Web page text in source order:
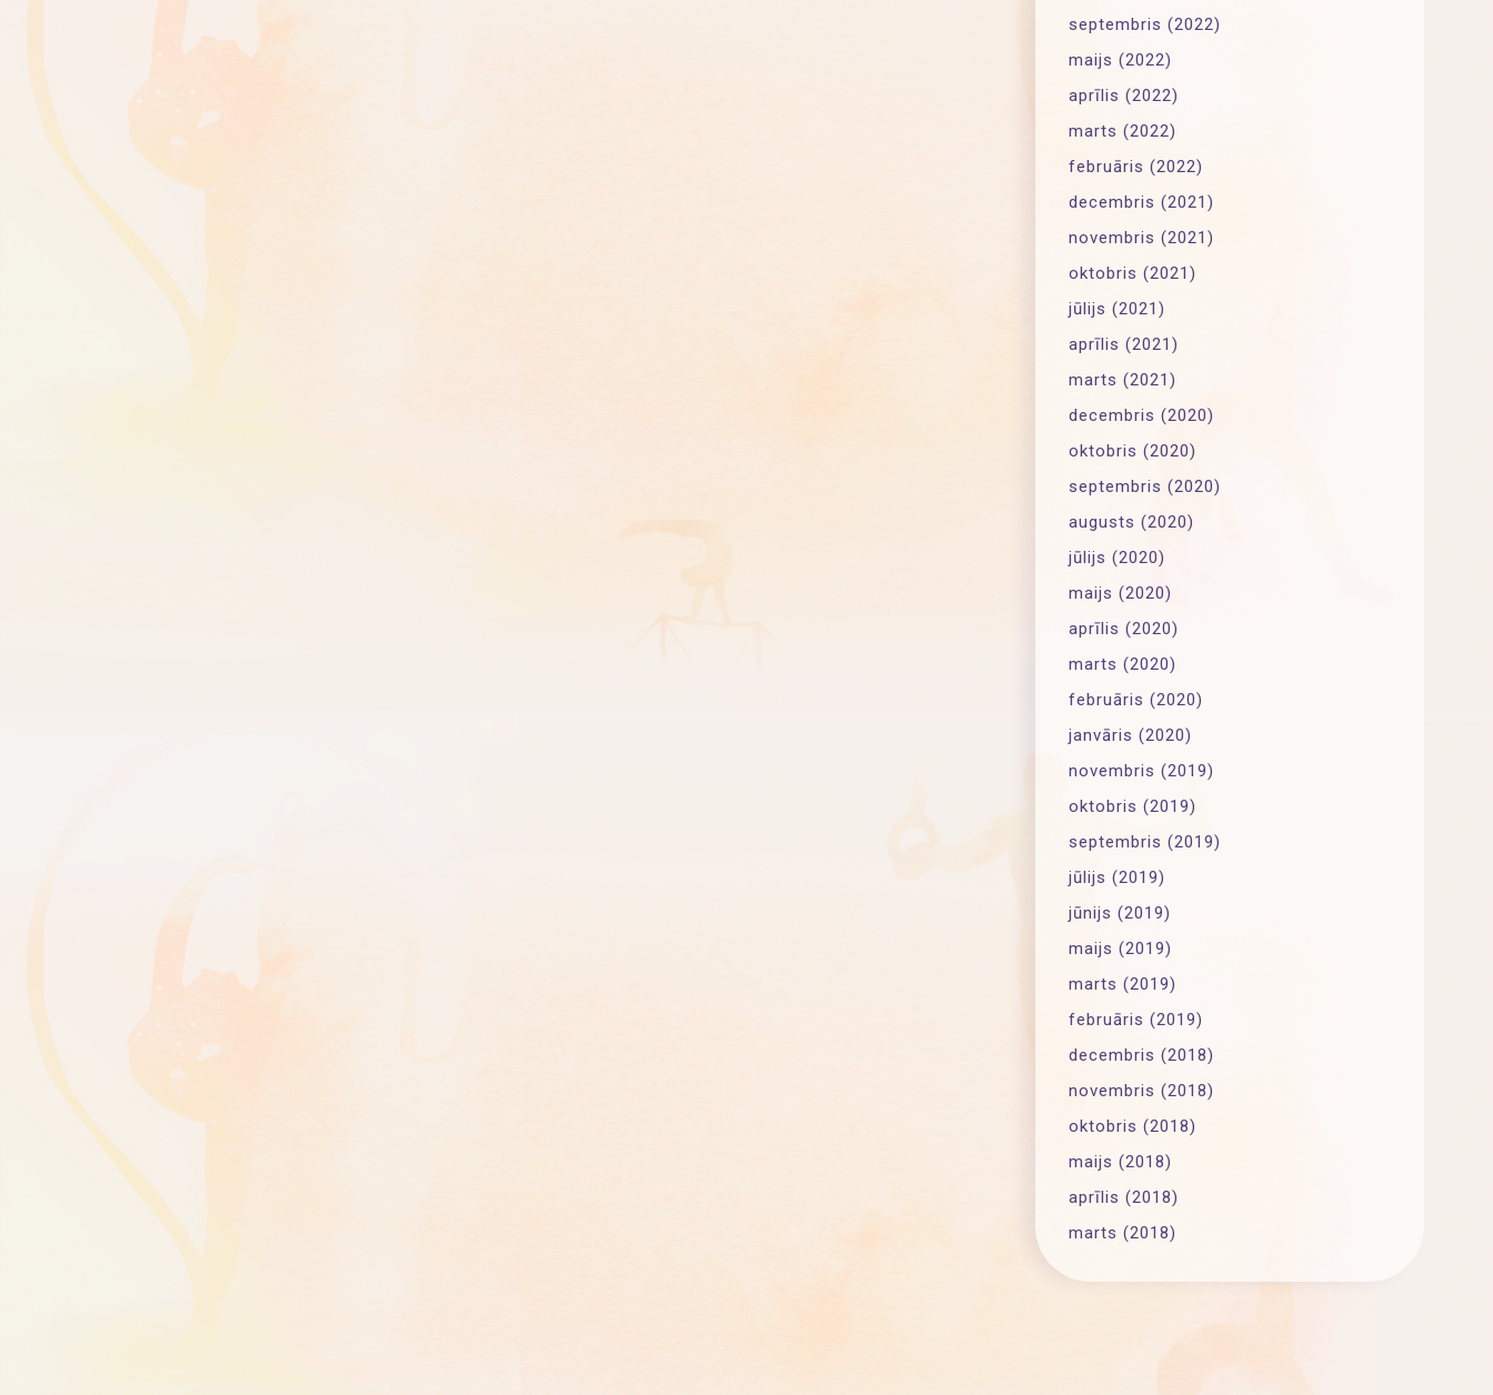
septembris (2022)
maijs (2022)
aprīlis (2022)
marts (2022)
februāris (2022)
decembris (2021)
novembris (2021)
oktobris (2021)
jūlijs (2021)
aprīlis (2021)
marts (2021)
decembris (2020)
oktobris (2020)
septembris (2020)
augusts (2020)
jūlijs (2020)
maijs (2020)
aprīlis (2020)
marts (2020)
februāris (2020)
janvāris (2020)
novembris (2019)
oktobris (2019)
septembris (2019)
jūlijs (2019)
jūnijs (2019)
maijs (2019)
marts (2019)
februāris (2019)
decembris (2018)
novembris (2018)
oktobris (2018)
maijs (2018)
aprīlis (2018)
marts (2018)